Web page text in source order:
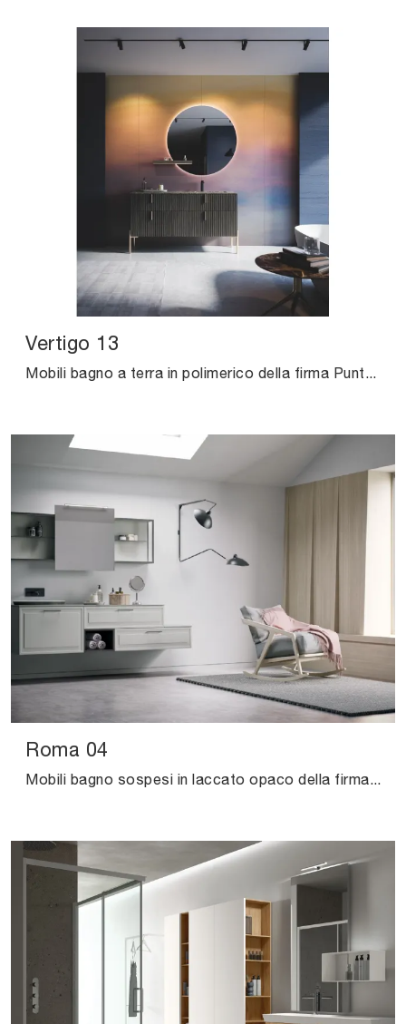
Vertigo 13
Mobili bagno a terra in polimerico della firma Puntotre: clicca e scopri l'arredo bagno moderno Vertigo 13 per il tuo bagno.
Roma 04
Mobili bagno sospesi in laccato opaco della firma Puntotre: clicca e scopri l'arredo bagno design Roma 04 per il bagno di casa.